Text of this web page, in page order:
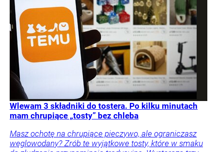
Wlewam 3 składniki do tostera. Po kilku minutach
mam chrupiące „tosty” bez chleba
Masz ochotę na chrupiące pieczywo, ale ograniczasz
węglowodany? Zrób te wyjątkowe tosty, które w smaku